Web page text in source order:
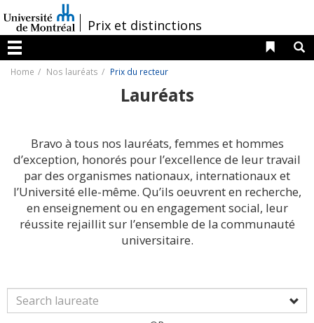
au
contenu
/Prix et distinctions
Menu
Liens
Home Nos lauréats Prix du recteur
Lauréats
Bravo à tous nos lauréats, femmes et hommes
d’exception, honorés pour l’excellence de leur travail
par des organismes nationaux, internationaux et
l’Université elle-même. Qu’ils oeuvrent en recherche,
en enseignement ou en engagement social, leur
réussite rejaillit sur l’ensemble de la communauté
universitaire.